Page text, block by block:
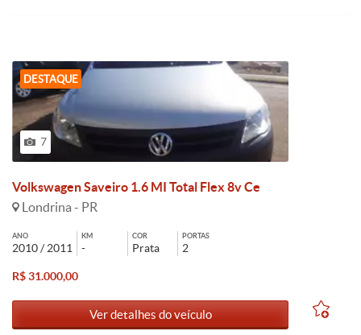
DESTAQUE
7
Volkswagen Saveiro 1.6 MI Total Flex 8v Ce
Londrina - PR
ANO
2010 / 2011
KM
-
COR
Prata
PORTAS
2
R$ 31.000,00
Ver detalhes do veículo